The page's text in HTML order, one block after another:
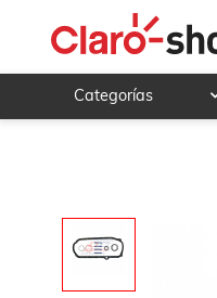
Categorías
Hogar y jardín
Deportes y ocio